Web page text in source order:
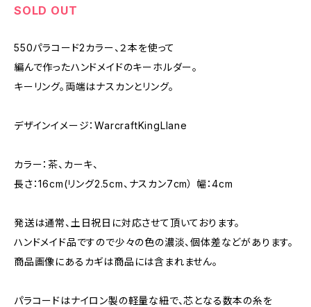
SOLD OUT
550パラコード2カラー、２本を使って
編んで作ったハンドメイドのキーホルダー。
キーリング。両端はナスカンとリング。
デザインイメージ：WarcraftKingLlane
カラー：茶、カーキ、
長さ：16cm(リング2.5cm、ナスカン7cm） 幅：4cm
発送は通常、土日祝日に対応させて頂いております。
ハンドメイド品ですので少々の色の濃淡、個体差などがあります。
商品画像にあるカギは商品には含まれません。
パラコードはナイロン製の軽量な紐で、芯となる数本の糸を